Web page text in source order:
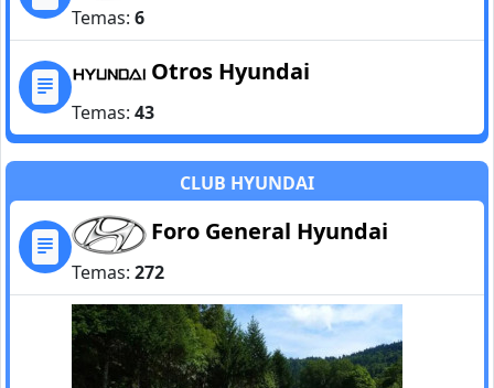
Temas: 6
Otros Hyundai
Temas: 43
CLUB HYUNDAI
Foro General Hyundai
Temas: 272